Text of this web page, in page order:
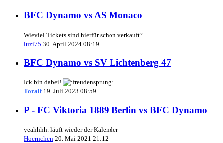
BFC Dynamo vs AS Monaco
Wieviel Tickets sind hierfür schon verkauft?
luzi75 30. April 2024 08:19
BFC Dynamo vs SV Lichtenberg 47
Ick bin dabei!
Toralf 19. Juli 2023 08:59
P - FC Viktoria 1889 Berlin vs BFC Dynamo
yeahhhh. läuft wieder der Kalender
Hoernchen 20. Mai 2021 21:12